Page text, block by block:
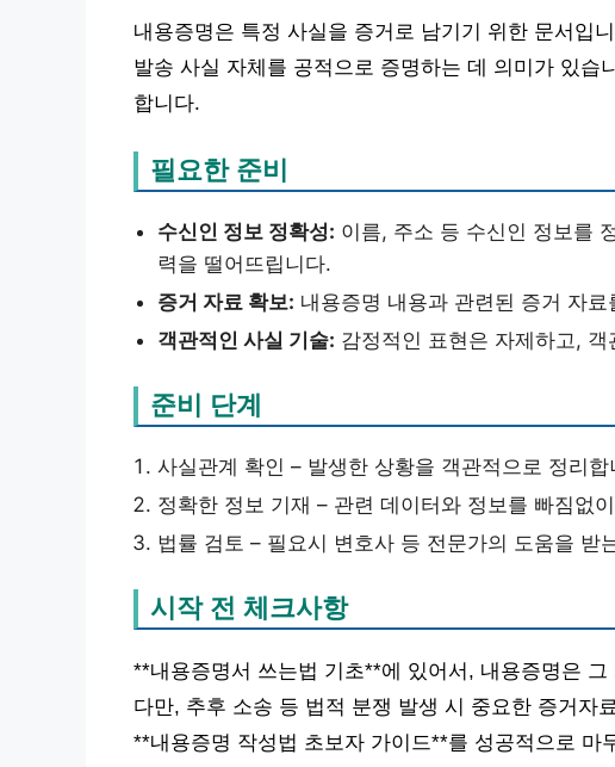
내용증명은 특정 사실을 증거로 남기기 위한 문서입
발송 사실 자체를 공적으로 증명하는 데 의미가 있습
합니다.
필요한 준비
수신인 정보 정확성: 이름, 주소 등 수신인 정보를
력을 떨어뜨립니다.
증거 자료 확보: 내용증명 내용과 관련된 증거 자
객관적인 사실 기술: 감정적인 표현은 자제하고,
준비 단계
사실관계 확인 – 발생한 상황을 객관적으로 정리합
정확한 정보 기재 – 관련 데이터와 정보를 빠짐없
법률 검토 – 필요시 변호사 등 전문가의 도움을 받
시작 전 체크사항
**내용증명서 쓰는법 기초**에 있어서, 내용증명은
다만, 추후 소송 등 법적 분쟁 발생 시 중요한 증거자
**내용증명 작성법 초보자 가이드**를 성공적으로 마